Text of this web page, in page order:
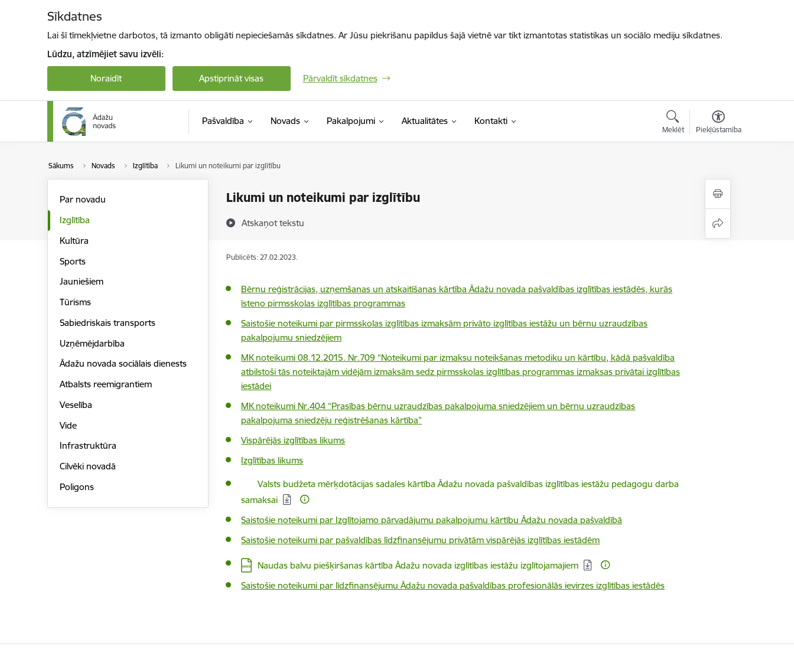
Sīkdatnes
Lai šī tīmekļvietne darbotos, tā izmanto obligāti nepieciešamās sīkdatnes. Ar Jūsu piekrišanu papildus šajā vietnē var tikt izmantotas statistikas un sociālo mediju sīkdatnes.
Lūdzu, atzīmējiet savu izvēli:
Noraidīt Apstiprināt visas Pārvaldīt sīkdatnes
Pašvaldība Novads Pakalpojumi Aktualitātes Kontakti
Meklēt Piekļūstamība
Sākums Novads Izglītība Likumi un noteikumi par izglītību
Likumi un noteikumi par izglītību
Atskaņot tekstu
Par novadu
Izglītība
Kultūra
Sports
Jauniešiem
Tūrisms
Sabiedriskais transports
Uzņēmējdarbība
Ādažu novada sociālais dienests
Atbalsts reemigrantiem
Veselība
Vide
Infrastruktūra
Cilvēki novadā
Poligons
Publicēts: 27.02.2023.
Bērnu reģistrācijas, uzņemšanas un atskaitīšanas kārtība Ādažu novada pašvaldības izglītības iestādēs, kurās
īsteno pirmsskolas izglītības programmas
Saistošie noteikumi par pirmsskolas izglītības izmaksām privāto izglītības iestāžu un bērnu uzraudzības
pakalpojumu sniedzējiem
MK noteikumi 08.12.2015. Nr.709 “Noteikumi par izmaksu noteikšanas metodiku un kārtību, kādā pašvaldība
atbilstoši tās noteiktajām vidējām izmaksām sedz pirmsskolas izglītības programmas izmaksas privātai izglītības
iestādei
MK noteikumi Nr.404 “Prasības bērnu uzraudzības pakalpojuma sniedzējiem un bērnu uzraudzības
pakalpojuma sniedzēju reģistrēšanas kārtība”
Vispārējās izglītības likums
Izglītības likums
Lejupielādēt:
Valsts budžeta mērķdotācijas sadales kārtība Ādažu novada pašvaldības izglītības iestāžu pedagogu darba
samaksai
Saistošie noteikumi par Izglītojamo pārvadājumu pakalpojumu kārtību Ādažu novada pašvaldībā
Saistošie noteikumi par pašvaldības līdzfinansējumu privātām vispārējās izglītības iestādēm
Lejupielādēt:
Naudas balvu piešķiršanas kārtība Ādažu novada izglītības iestāžu izglītojamajiem
Saistošie noteikumi par līdzfinansējumu Ādažu novada pašvaldības profesionālās ievirzes izglītības iestādēs